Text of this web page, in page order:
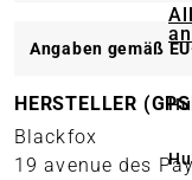
Angaben gemäß
HERSTELLER
Blackfox
19 avenue des